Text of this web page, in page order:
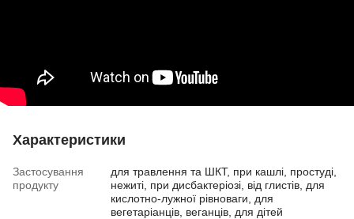
Характеристики
Застосування
продукту
для травлення та ШКТ, при кашлі, простуді,
нежиті, при дисбактеріозі, від глистів, для
кислотно-лужної рівноваги, для
вегетаріанців, веганців, для дітей